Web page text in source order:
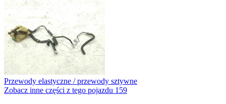
Przewody elastyczne / przewody sztywne
Zobacz inne części z tego pojazdu 159